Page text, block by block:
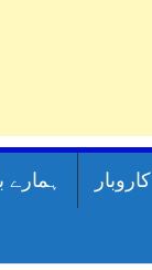
کاروبار ہمارے